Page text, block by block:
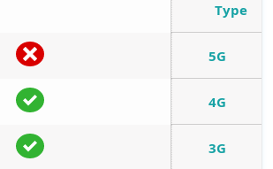
Type
5G
4G
3G